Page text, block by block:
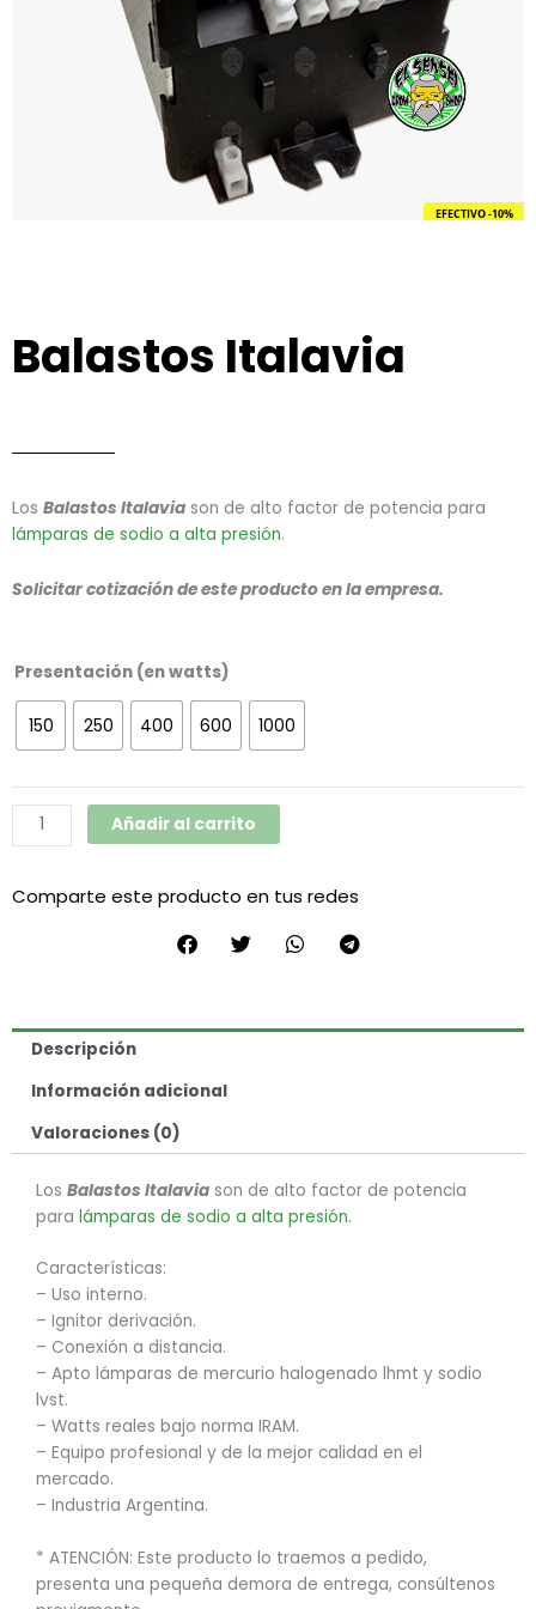
EFECTIVO -10%
Balastos Italavia
Los Balastos Italavia son de alto factor de potencia para
lámparas de sodio a alta presión.
Solicitar cotización de este producto en la empresa.
Presentación (en watts)
150 250 400 600 1000
Balastos
cantidad
Añadir al carrito
Comparte este producto en tus redes
Descripción
Información adicional
Valoraciones (0)
Los Balastos Italavia son de alto factor de potencia
para lámparas de sodio a alta presión.
Características:
– Uso interno.
– Ignitor derivación.
– Conexión a distancia.
– Apto lámparas de mercurio halogenado lhmt y sodio
lvst.
– Watts reales bajo norma IRAM.
– Equipo profesional y de la mejor calidad en el
mercado.
– Industria Argentina.
* ATENCIÓN: Este producto lo traemos a pedido,
presenta una pequeña demora de entrega, consúltenos